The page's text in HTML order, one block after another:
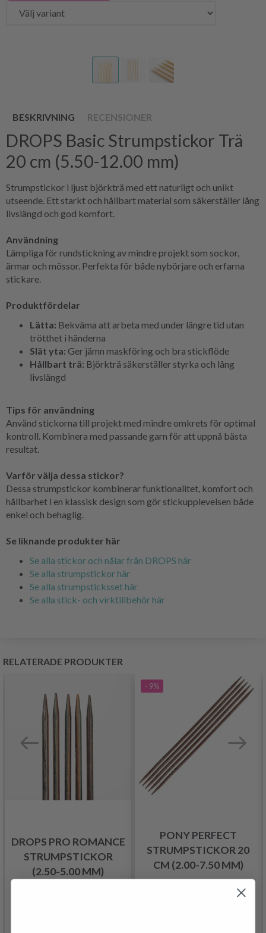
BESKRIVNING RECENSIONER
DROPS Basic Strumpstickor Trä
20 cm (5.50-12.00 mm)
Strumpstickor i ljust björkträ med ett naturligt och unikt
utseende. Ett starkt och hållbart material som säkerställer lång
livslängd och god komfort.
Användning
Lämpliga för rundstickning av mindre projekt som sockor,
ärmar och mössor. Perfekta för både nybörjare och erfarna
stickare.
Produktfördelar
Lätta: Bekväma att arbeta med under längre tid utan
trötthet i händerna
Slät yta: Ger jämn maskföring och bra stickflöde
Hållbart trä: Björkträ säkerställer styrka och lång
livslängd
Tips för användning
Använd stickorna till projekt med mindre omkrets för optimal
kontroll. Kombinera med passande garn för att uppnå bästa
resultat.
Varför välja dessa stickor?
Dessa strumpstickor kombinerar funktionalitet, komfort och
hållbarhet i en klassisk design som gör stickupplevelsen både
enkel och behaglig.
Se liknande produkter här
Se alla stickor och nålar från DROPS här
Se alla strumpstickor här
Se alla strumpsticksset här
Se alla stick- och virktillbehör här
RELATERADE PRODUKTER
DROPS PRO ROMANCE
STRUMPSTICKOR
(2.50-5.00 MM)
- 9%
PONY PERFECT
STRUMPSTICKOR 20
CM (2.00-7.50 MM)
114.00 SEK